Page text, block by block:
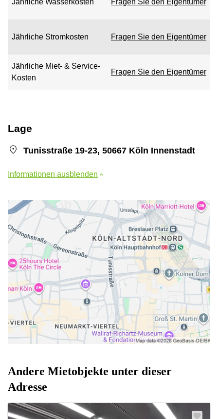
Jährliche Wasserkosten Fragen Sie den Eigentümer
Jährliche Stromkosten Fragen Sie den Eigentümer
Jährliche Miet- & Service-
Kosten
Fragen Sie den Eigentümer
Lage
Tunisstraße 19-23, 50667 Köln Innenstadt
Informationen ausblenden
Andere Mietobjekte unter dieser
Adresse